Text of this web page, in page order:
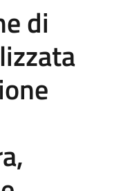
di